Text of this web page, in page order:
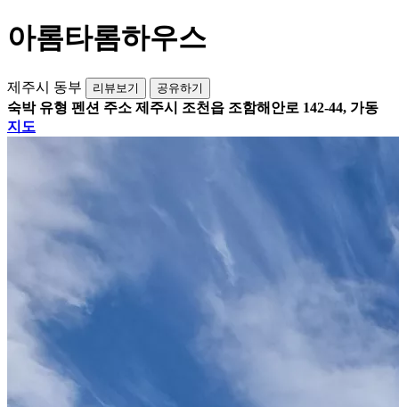
아롬타롬하우스
제주시 동부 리뷰보기 공유하기
숙박 유형 펜션 주소 제주시 조천읍 조함해안로 142-44, 가동
지도